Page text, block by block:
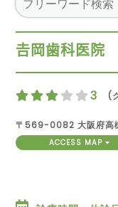
𠮷岡歯科医院
3 (
〒569-0082 大阪府高
ACCESS MAP